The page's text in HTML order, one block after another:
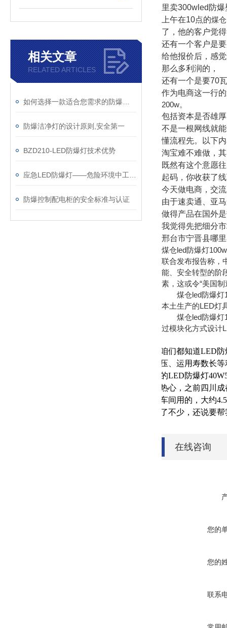
相关文章
RELATED ARTICLES
防爆洁净灯的设计原则,安全第一
BZD210-LED防爆灯技术优势
防爆控制配电柜的安全标准与认证
里卖300wled防
上午在10点的煤
了，他的客户觉
还有一个客户是
给他报价后，感
那么多利润的，
还有一个是要70
作为电商这一行
200w。
包括资本是否雄
不是一根网线就
懂流程先。以下
淘宝难不难做，
既然有这个意愿
起码，你收获了
今天做电商，交
由于速卖通、亚
做得产品在国外
我觉得先把细分
邢台市宁晋县哪
煤仓led防爆灯
联合发布报告称，
能、安全转型的阶
素，这或令“美国
煤仓led防爆灯
本土生产的LED灯
煤仓led防爆灯
过模块化方式设计
咱们都知道LED
压、运用寿数长
的LED防爆灯
热心，之前四川
车间用的，大约
了不少，还说要
在线咨询
您的
您的
联系